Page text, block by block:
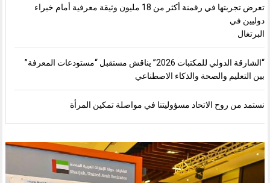
تعرض تجربتها في رقمنة أكثر من 18 مليون وثيقة معرفية أمام خبراء
دوليين في
البرتغال
“الشارقة الدولي للمكتبات 2026” يناقش مستقبل “مستودعات المعرفة”
بين التعليم والصحة والذكاء الاصطناعي
نستمد من روح الاتحاد مسؤوليتنا في مواصلة تمكين المرأة